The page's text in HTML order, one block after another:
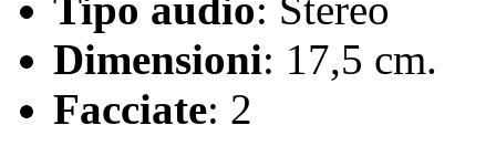
Dimensioni: 17,5 cm.
Facciate: 2